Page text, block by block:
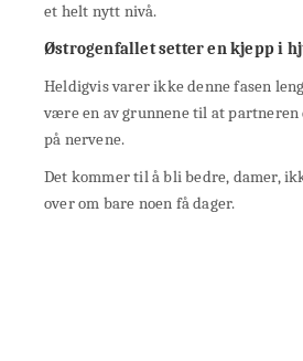
et helt nytt nivå.
Østrogenfallet setter en kjepp i
Heldigvis varer ikke denne fasen
være en av grunnene til at partneren
på nervene.
Det kommer til å bli bedre, damer,
over om bare noen få dager.